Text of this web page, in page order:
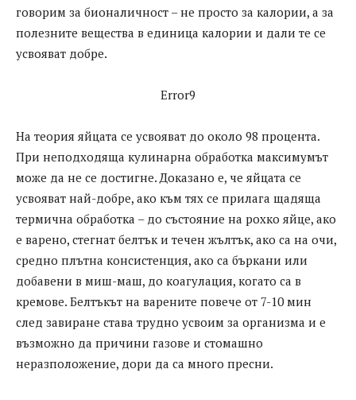
говорим за бионаличност – не просто за калории, а за
полезните вещества в единица калории и дали те се
усвояват добре.
Error9
На теория яйцата се усвояват до около 98 процента.
При неподходяща кулинарна обработка максимумът
може да не се достигне. Доказано е, че яйцата се
усвояват най-добре, ако към тях се прилага щадяща
термична обработка – до състояние на рохко яйце, ако
е варено, стегнат белтък и течен жълтък, ако са на очи,
средно плътна консистенция, ако са бъркани или
добавени в миш-маш, до коагулация, когато са в
кремове. Белтъкът на варените повече от 7-10 мин
след завиране става трудно усвоим за организма и е
възможно да причини газове и стомашно
неразположение, дори да са много пресни.